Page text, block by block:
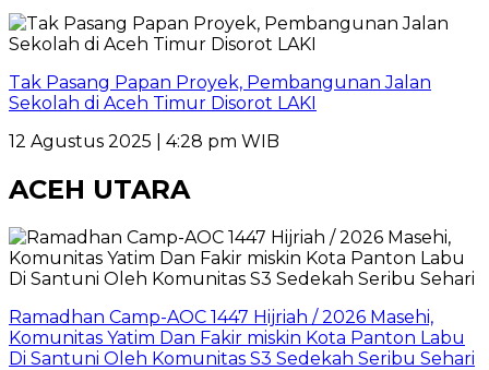
Tak Pasang Papan Proyek, Pembangunan Jalan
Sekolah di Aceh Timur Disorot LAKI
12 Agustus 2025 | 4:28 pm WIB
ACEH UTARA
Ramadhan Camp-AOC 1447 Hijriah / 2026 Masehi,
Komunitas Yatim Dan Fakir miskin Kota Panton Labu
Di Santuni Oleh Komunitas S3 Sedekah Seribu Sehari